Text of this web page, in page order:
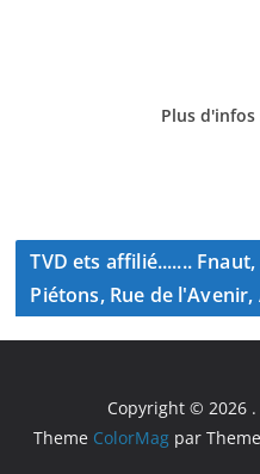
Plus d'infos
TVD ets affilié.......
Piétons, Rue de l'Avenir,
Copyright © 2026
Theme ColorMagpar